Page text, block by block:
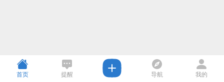
首页 提醒 导航 我的